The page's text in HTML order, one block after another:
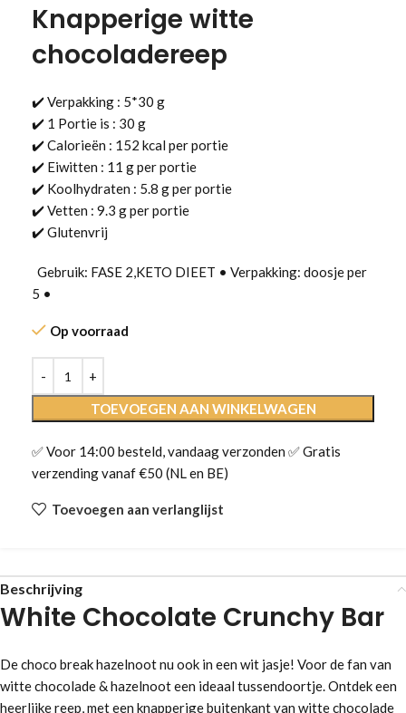
Knapperige witte
chocoladereep
✔️ Verpakking : 5*30 g
✔️ 1 Portie is : 30 g
✔️ Calorieën : 152 kcal per portie
✔️ Eiwitten : 11 g per portie
✔️ Koolhydraten : 5.8 g per portie
✔️ Vetten : 9.3 g per portie
✔️ Glutenvrij
Gebruik: FASE 2,KETO DIEET • Verpakking: doosje per
5 •
Op voorraad
TOEVOEGEN AAN WINKELWAGEN
✅ Voor 14:00 besteld, vandaag verzonden ✅ Gratis
verzending vanaf €50 (NL en BE)
Toevoegen aan verlanglijst
Beschrijving
White Chocolate Crunchy Bar
De choco break hazelnoot nu ook in een wit jasje! Voor de fan van
witte chocolade & hazelnoot een ideaal tussendoortje. Ontdek een
heerlijke reep, met een knapperige buitenkant van witte chocolade